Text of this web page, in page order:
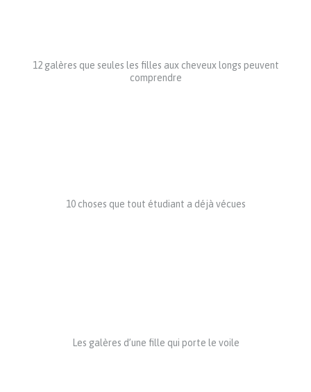
12 galères que seules les filles aux cheveux longs peuvent
comprendre
10 choses que tout étudiant a déjà vécues
Les galères d’une fille qui porte le voile